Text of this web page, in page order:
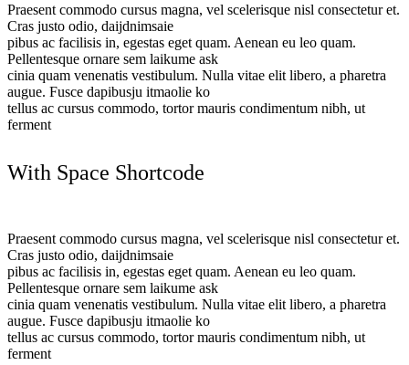
Praesent commodo cursus magna, vel scelerisque nisl consectetur et.
Cras justo odio, daijdnimsaie
pibus ac facilisis in, egestas eget quam. Aenean eu leo quam.
Pellentesque ornare sem laikume ask
cinia quam venenatis vestibulum. Nulla vitae elit libero, a pharetra
augue. Fusce dapibusju itmaolie ko
tellus ac cursus commodo, tortor mauris condimentum nibh, ut
ferment
With Space Shortcode
Praesent commodo cursus magna, vel scelerisque nisl consectetur et.
Cras justo odio, daijdnimsaie
pibus ac facilisis in, egestas eget quam. Aenean eu leo quam.
Pellentesque ornare sem laikume ask
cinia quam venenatis vestibulum. Nulla vitae elit libero, a pharetra
augue. Fusce dapibusju itmaolie ko
tellus ac cursus commodo, tortor mauris condimentum nibh, ut
ferment